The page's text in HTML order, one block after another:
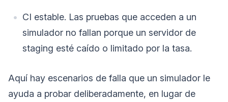
CI estable. Las pruebas que acceden a un
simulador no fallan porque un servidor de
staging esté caído o limitado por la tasa.
Aquí hay escenarios de falla que un simulador le
ayuda a probar deliberadamente, en lugar de